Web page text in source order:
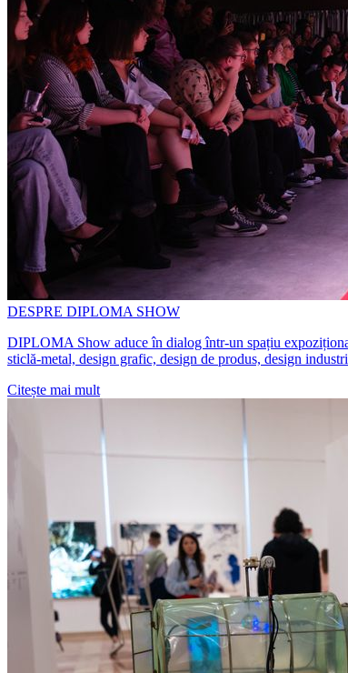
DESPRE DIPLOMA SHOW
DIPLOMA Show aduce în dialog într-un spațiu
sticlă-metal, design grafic, design de produs, design
Citește mai mult